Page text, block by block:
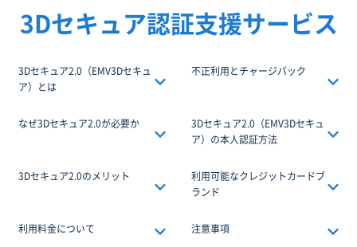
3Dセキュア認証支援サービス
3Dセキュア2.0（EMV3Dセキュ
ア）とは
不正利用とチャージバック
なぜ3Dセキュア2.0が必要か
3Dセキュア2.0（EMV3Dセキュ
ア）の本人認証方法
3Dセキュア2.0のメリット
利用可能なクレジットカードブ
ランド
利用料金について 注意事項